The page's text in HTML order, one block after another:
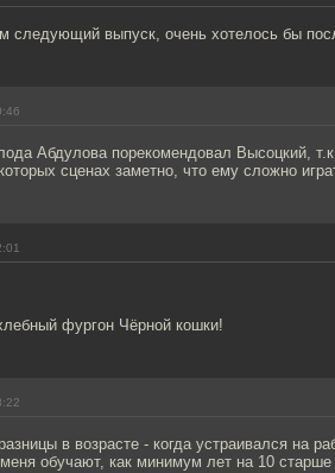
следующий выпуск, очень хотелось бы
Абдулова порекомендовал Высоцкий,
сценах заметно, что ему сложно
фургон Чёрной кошки!
в возрасте - когда устраивался на
обучают, как минимум лет на 10